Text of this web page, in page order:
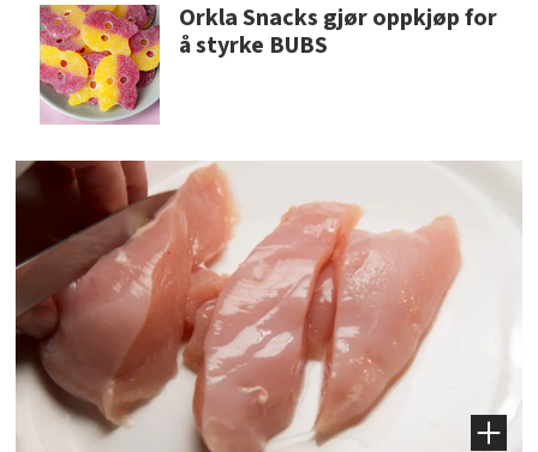
Orkla Snacks gjør oppkjøp for
å styrke BUBS